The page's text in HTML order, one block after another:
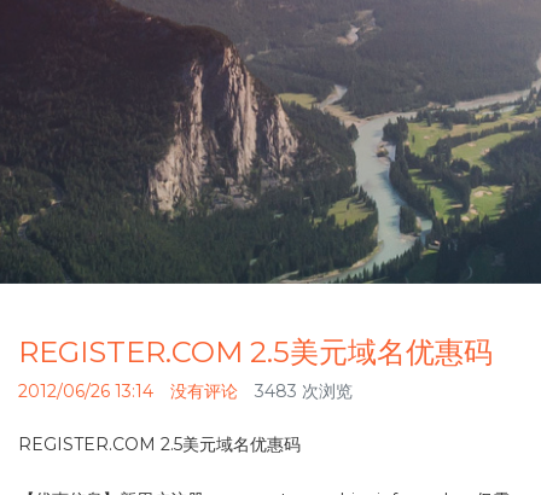
REGISTER.COM 2.5美元域名优惠码
2012/06/26 13:14 没有评论 3483 次浏览
REGISTER.COM 2.5美元域名优惠码